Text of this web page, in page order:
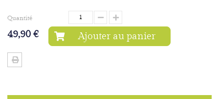
Quantité
49,90 € Ajouter au panier